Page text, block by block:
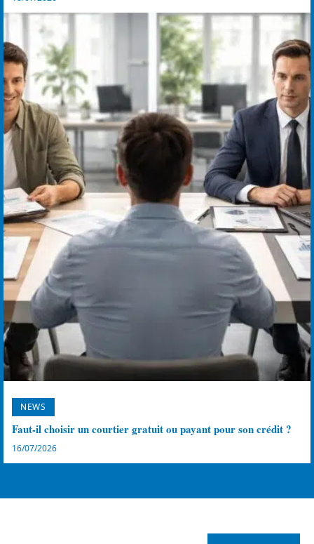
NEWS
Faut-il choisir un courtier gratuit ou payant pour son crédit ?
16/07/2026